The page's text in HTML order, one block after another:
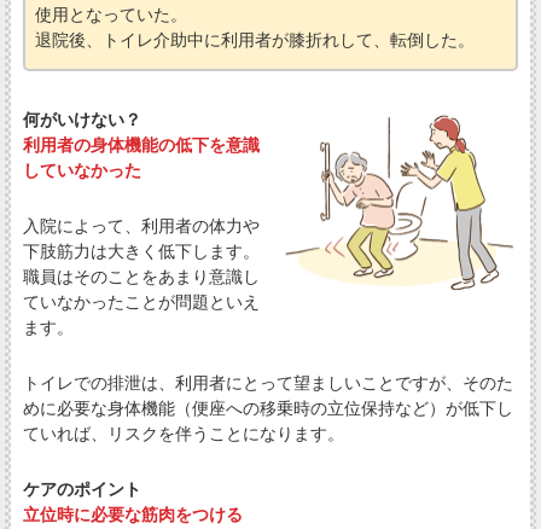
使用となっていた。
退院後、トイレ介助中に利用者が膝折れして、転倒した。
何がいけない？
利用者の身体機能の低下を意識
していなかった
入院によって、利用者の体力や
下肢筋力は大きく低下します。
職員はそのことをあまり意識し
ていなかったことが問題といえ
ます。
トイレでの排泄は、利用者にとって望ましいことですが、そのた
めに必要な身体機能（便座への移乗時の立位保持など）が低下し
ていれば、リスクを伴うことになります。
ケアのポイント
立位時に必要な筋肉をつける